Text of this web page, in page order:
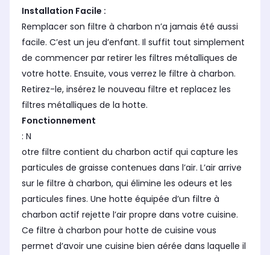
Installation Facile :
Remplacer son filtre à charbon n’a jamais été aussi
facile. C’est un jeu d’enfant. Il suffit tout simplement
de commencer par retirer les filtres métalliques de
votre hotte. Ensuite, vous verrez le filtre à charbon.
Retirez-le, insérez le nouveau filtre et replacez les
filtres métalliques de la hotte.
Fonctionnement
: N
otre filtre contient du charbon actif qui capture les
particules de graisse contenues dans l’air. L’air arrive
sur le filtre à charbon, qui élimine les odeurs et les
particules fines. Une hotte équipée d’un filtre à
charbon actif rejette l’air propre dans votre cuisine.
Ce filtre à charbon pour hotte de cuisine vous
permet d’avoir une cuisine bien aérée dans laquelle il